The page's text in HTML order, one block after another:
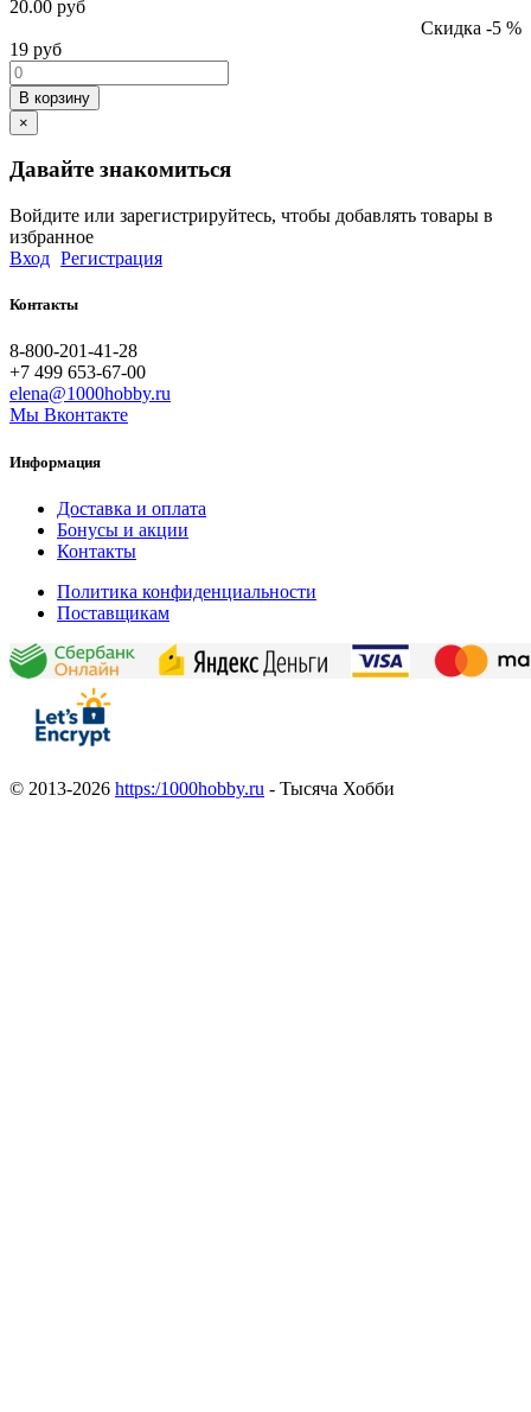
20.00 руб
Скидка -5 %
19 руб
В корзину
×
Давайте знакомиться
Войдите или зарегистрируйтесь, чтобы добавлять товары в
избранное
Вход Регистрация
Контакты
8-800-201-41-28
+7 499 653-67-00
elena@1000hobby.ru
Мы Вконтакте
Информация
Доставка и оплата
Бонусы и акции
Контакты
Политика конфиденциальности
Поставщикам
© 2013-2026 https:/1000hobby.ru - Тысяча Хобби